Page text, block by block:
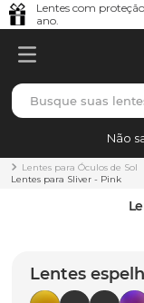
Lentes com
ano.
Busque suas
Não
Lentes para Óculos de Sol
Lentes para Sliver - Pink
Lentes
TERMOS MAIS
1º borrachas
5º chaves